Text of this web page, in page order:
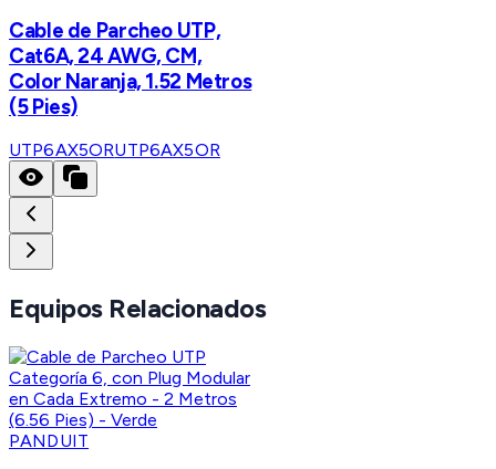
Cable de Parcheo UTP,
Cat6A, 24 AWG, CM,
Color Naranja, 1.52 Metros
(5 Pies)
UTP6AX5ORUTP6AX5OR
Equipos Relacionados
PANDUIT